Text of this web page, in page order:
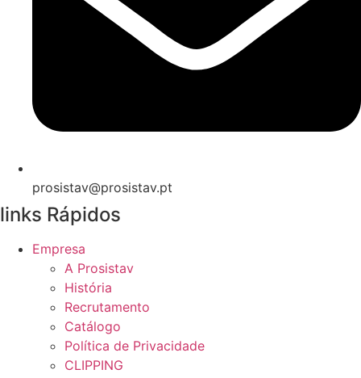
prosistav@prosistav.pt
links Rápidos
Empresa
A Prosistav
História
Recrutamento
Catálogo
Política de Privacidade
CLIPPING